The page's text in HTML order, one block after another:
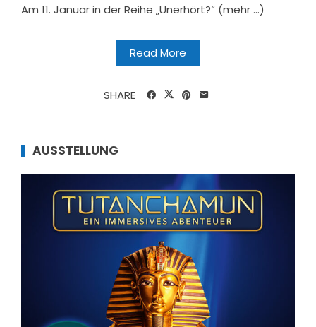
Am 11. Januar in der Reihe „Unerhört?“ (mehr …)
Read More
SHARE
AUSSTELLUNG